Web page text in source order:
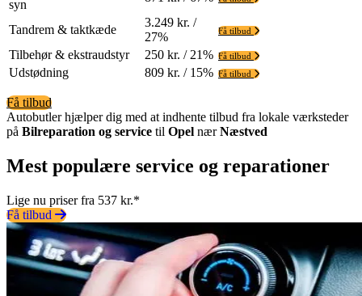
syn
Tandrem & taktkæde
3.249 kr. /
27%
Få tilbud
Tilbehør & ekstraudstyr 250 kr. / 21% Få tilbud
Udstødning 809 kr. / 15% Få tilbud
Få tilbud
Autobutler hjælper dig med at indhente tilbud fra lokale værksteder
på Bilreparation og service til Opel nærNæstved
Mest populære service og reparationer
Lige nu priser fra 537 kr.*
Få tilbud